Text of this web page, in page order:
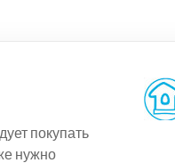
покупать
нужно